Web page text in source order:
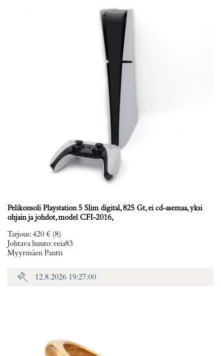
Pelikonsoli Playstation 5 Slim digital, 825 Gt, ei cd-asemaa, yksi
ohjain ja johdot, model CFI-2016,
Tarjous:420 € (8)
Johtava huuto:eeia83
Myyrmäen Pantti
12.8.2026 19:27:00